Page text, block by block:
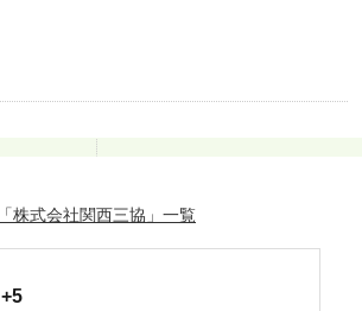
「株式会社関西三協」
+5